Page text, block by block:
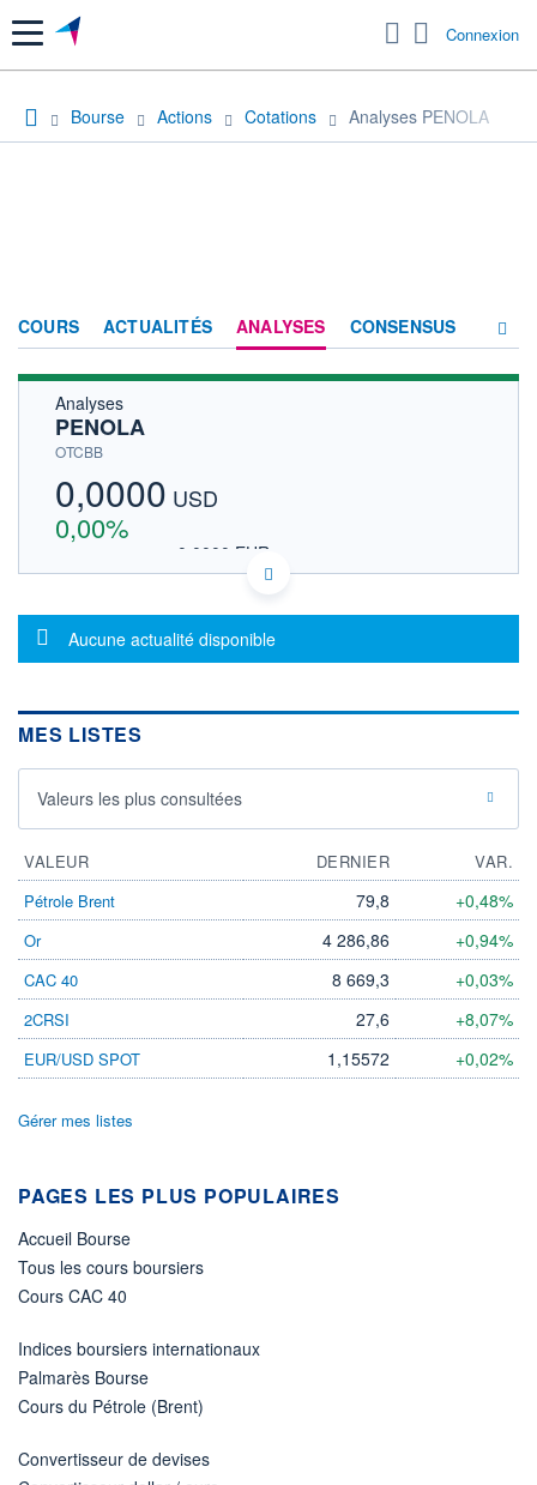
Menu Connexion
Bourse Actions Cotations Analyses PENOLA
COURS ACTUALITÉS ANALYSES CONSENSUS
Analyses
PENOLA
OTCBB
0,0000 USD
0,00%
0,0000 EUR
DONNÉES TEMPS DIFFÉRÉ
Politique d'exécution
Cotation sur les autres places
0,0000
0,0000 0,0000
VOLUME
0 0,00%
VALORISATION
LIMITE À LA
BAISSE
0,0000
LIMITE À LA
0,0000
ESTIMÉ 2026
- -
DERNIER
ÉCHANGE
Non éligible
Boursobank
Message d'information
Aucune actualité disponible
MES LISTES
Valeurs les plus consultées
VALEUR DERNIER
VAR.
Pétrole Brent
79,8 +0,48%
Or 4 286,86 +0,94%
CAC 40 8 669,3 +0,03%
2CRSI 27,6 +8,07%
EUR/USD SPOT 1,15572 +0,02%
Gérer mes listes
PAGES LES PLUS POPULAIRES
Accueil Bourse
Tous les cours boursiers
Cours CAC 40
Indices boursiers internationaux
Palmarès Bourse
Cours du Pétrole (Brent)
Convertisseur de devises